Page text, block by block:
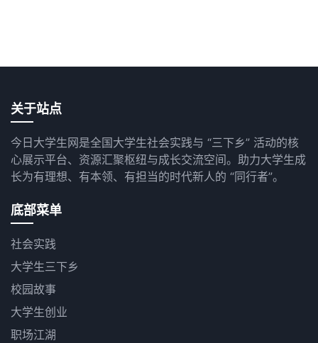
关于站点
今日大学生网是全国大学生社会实践与 “三下乡” 活动的核
心展示平台、资源汇聚枢纽与成长交流空间。助力大学生成
长为有理想、有本领、有担当的时代新人的 “同行者”。
底部菜单
社会实践
大学生三下乡
校园故事
大学生创业
职场江湖